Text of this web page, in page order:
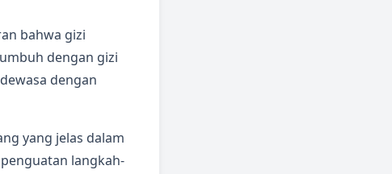
bahwa gizi
dengan gizi
dengan
yang jelas dalam
langkah-